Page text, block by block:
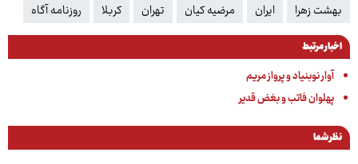
بهشت زهرا ایران مرضیه کیان تهران کربلا روزنامه آگاه
اخبار مرتبط
آوار نوبنیاد و پرواز مریم
پهلوان فاتب و بغض قدیر
نظر شما